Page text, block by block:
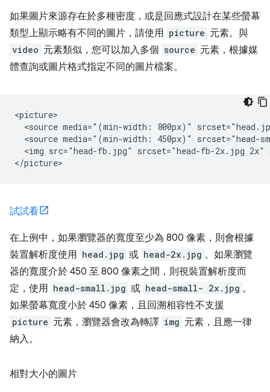
如果圖片來源存在於多種密度，或是回應式設計在某些螢幕
類型上顯示略有不同的圖片，請使用 picture 元素。與
video 元素類似，您可以加入多個 source 元素，根據媒
體查詢或圖片格式指定不同的圖片檔案。
<picture>
<source media="(min-width: 800px)"
<source media="(min-width: 450px)" srcset="head-
<img src="head-fb.jpg" srcset="head-fb-2x.jpg 2x"
試試看
在上例中，如果瀏覽器的寬度至少為 800 像素，則會根據
裝置解析度使用 head.jpg 或 head-2x.jpg 。如果瀏覽
器的寬度介於 450 至 800 像素之間，則視裝置解析度而
定，使用 head-small.jpg 或 head-small- 2x.jpg 。
如果螢幕寬度小於 450 像素，且回溯相容性不支援
picture 元素，瀏覽器會改為轉譯 img 元素，且應一律
納入。
相對大小的圖片